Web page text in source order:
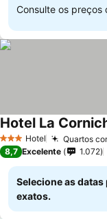
Consulte os preços
3 EstrelasHotel Quartos
Hotel La
8,7 Excelente 1.072
Selecione as
exatos.